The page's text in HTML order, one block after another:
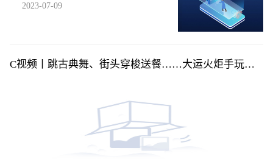
2023-07-09
C视频丨跳古典舞、街头穿梭送餐……大运火炬手玩转